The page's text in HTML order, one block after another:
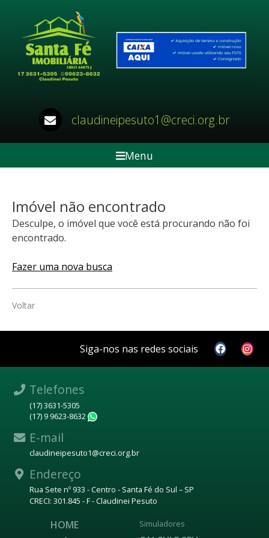
claudineipesuto1@creci.org.br
Menu
Imóvel não encontrado
Desculpe, o imóvel que você está procurando não foi
encontrado.
Fazer uma nova busca
Voltar
Siga-nos nas redes sociais
Telefones
(17) 3631-5305
(17) 9 9623-8632
E-mail
claudineipesuto1@creci.org.br
Endereço
Rua Sete nº 933 - Centro - Santa Fé do Sul – SP
CRECI: 301.845 - F - Claudinei Pesuto
HOME
Simuladores